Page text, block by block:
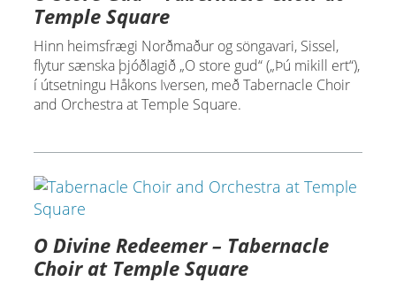
Temple Square
Hinn heimsfrægi Norðmaður og söngavari, Sissel,
flytur sænska þjóðlagið „O store gud“ („Þú mikill ert“),
í útsetningu Håkons Iversen, með Tabernacle Choir
and Orchestra at Temple Square.
O Divine Redeemer – Tabernacle
Choir at Temple Square